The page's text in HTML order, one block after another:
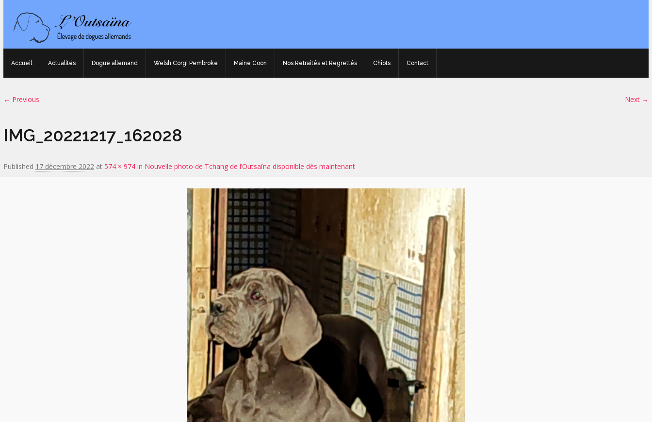
Accueil Actualités Dogue allemand Welsh Corgi Pembroke Maine Coon Nos Retraités et Regrettés Chiots Contact
Image navigation
← Previous Next →
IMG_20221217_162028
Published 17 décembre 2022 at 574 × 974 in Nouvelle photo de Tchang de l’Outsaïna disponible dès maintenant